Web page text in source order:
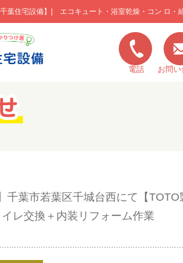
葉住宅設備】| エコキュート・浴室乾燥・コン ロ・
動
電話 お問
千葉市若葉区千城台西にて【
レ交換＋内装リフォーム作業